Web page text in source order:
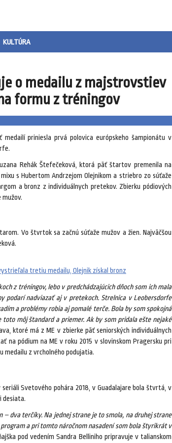
KULTÚRA
o medailu z majstrovstiev
formu z tréningov
medailí priniesla prvá polovica európskeho šampionátu v
Rehák Štefečeková, ktorá päť štartov premenila na
s Hubertom Andrzejom Olejnikom a striebro zo súťaže
a bronz z individuálnych pretekov. Zbierku pódiových
Vo štvrtok sa začnú súťaže mužov a žien. Najväčšou
tretiu medailu, Olejnik získal bronz
z tréningov, lebo v predchádzajúcich dňoch som ich mala
podarí nadviazať aj v pretekoch. Strelnica v Leobersdorfe
a problémy robia aj pomalé terče. Bola by som spokojná
môj štandard a priemer. Ak by som pridala ešte nejaké
ktoré má z ME v zbierke päť seniorských individuálnych
na pódium na ME v roku 2015 v slovinskom Pragersku pri
medailu z vrcholného podujatia.
Svetového pohára 2018, v Guadalajare bola štvrtá, v
desiata.
– dva terčíky. Na jednej strane je to smola, na druhej strane
a pri tomto náročnom nasadení som bola štyrikrát v
pod vedením Sandra Belliniho pripravuje v talianskom